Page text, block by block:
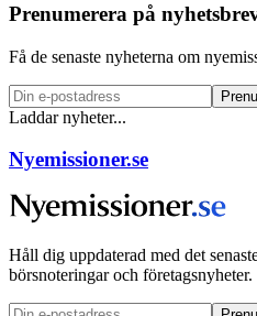
Prenumerera på
Få de senaste nyheterna om
Laddar nyheter...
Nyemissioner.se
Håll dig uppdaterad med det
börsnoteringar och företagsnyheter.